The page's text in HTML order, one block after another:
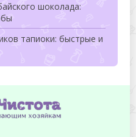
шоколада:
тапиоки: быстрые и